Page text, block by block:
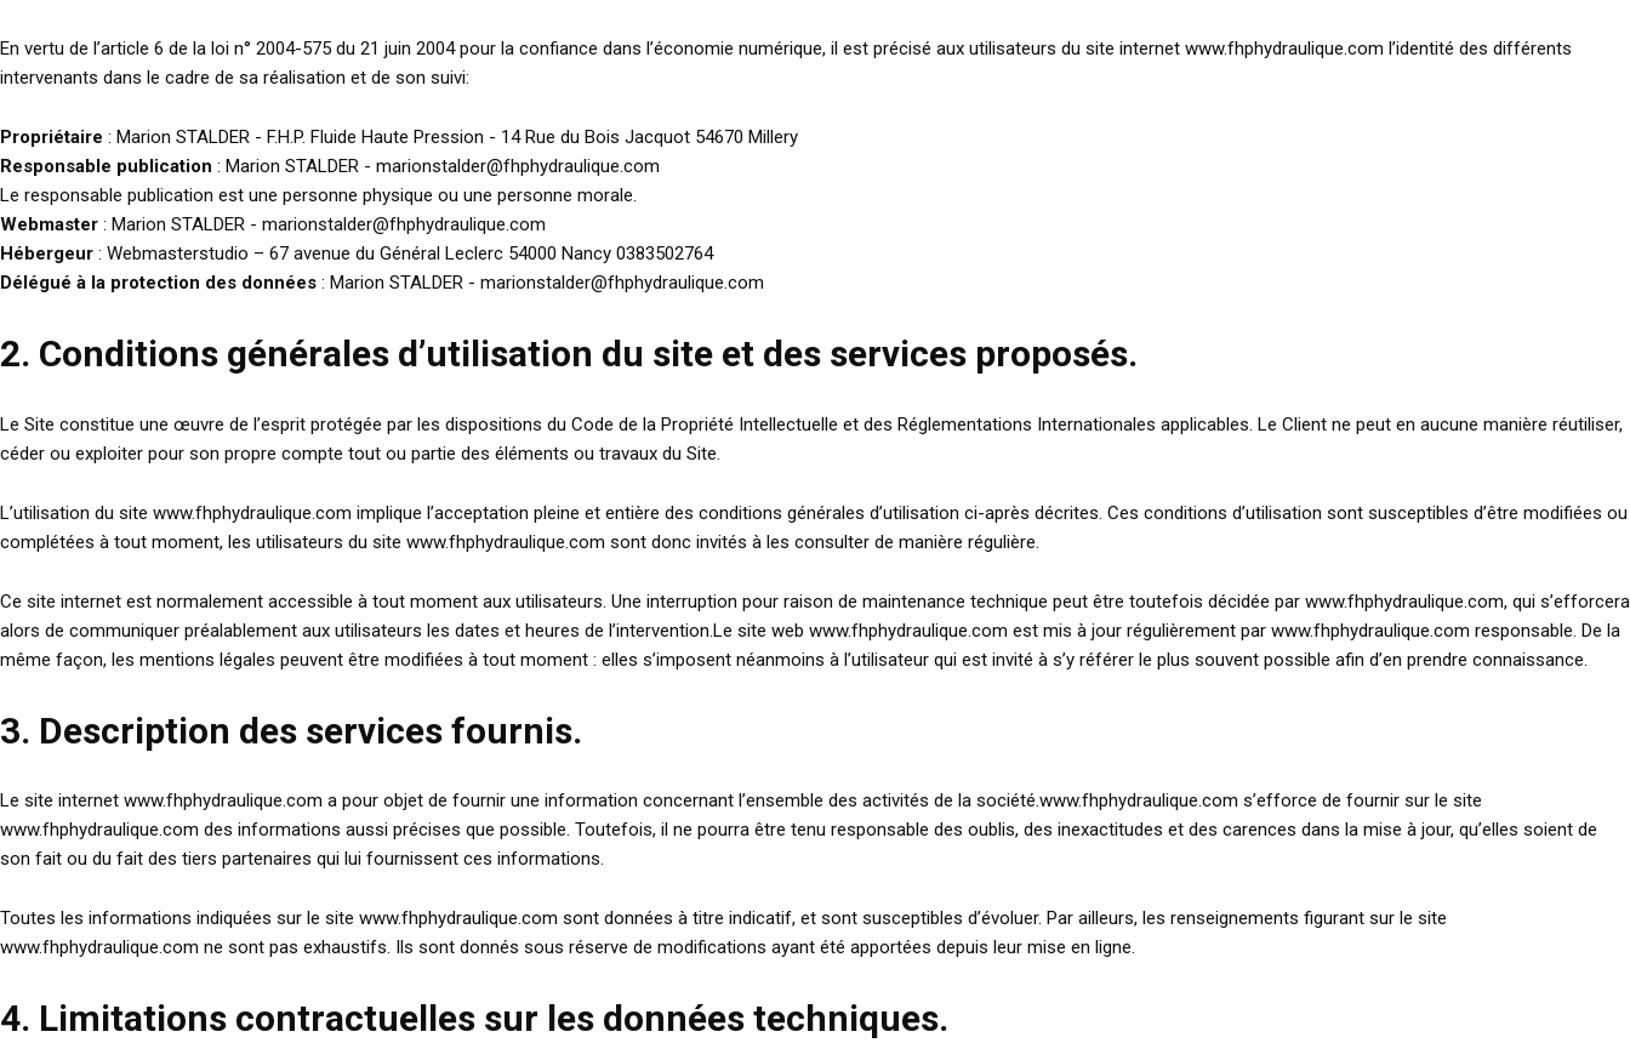
En vertu de l’article 6 de la loi n° 2004-575 du 21 juin 2004 pour la confiance dans l’économie numérique, il est précisé aux utilisateurs du site internet www.fhphydraulique.com l’identité des différents
intervenants dans le cadre de sa réalisation et de son suivi:
Propriétaire : Marion STALDER - F.H.P. Fluide Haute Pression - 14 Rue du Bois Jacquot 54670 Millery
Responsable publication : Marion STALDER - marionstalder@fhphydraulique.com
Le responsable publication est une personne physique ou une personne morale.
Webmaster : Marion STALDER - marionstalder@fhphydraulique.com
Hébergeur : Webmasterstudio – 67 avenue du Général Leclerc 54000 Nancy 0383502764
Délégué à la protection des données : Marion STALDER - marionstalder@fhphydraulique.com
2. Conditions générales d’utilisation du site et des services proposés.
Le Site constitue une œuvre de l’esprit protégée par les dispositions du Code de la Propriété Intellectuelle et des Réglementations Internationales applicables. Le Client ne peut en aucune manière réutiliser,
céder ou exploiter pour son propre compte tout ou partie des éléments ou travaux du Site.
L’utilisation du site www.fhphydraulique.com implique l’acceptation pleine et entière des conditions générales d’utilisation ci-après décrites. Ces conditions d’utilisation sont susceptibles d’être modifiées ou
complétées à tout moment, les utilisateurs du site www.fhphydraulique.com sont donc invités à les consulter de manière régulière.
Ce site internet est normalement accessible à tout moment aux utilisateurs. Une interruption pour raison de maintenance technique peut être toutefois décidée par www.fhphydraulique.com, qui s’efforcera
alors de communiquer préalablement aux utilisateurs les dates et heures de l’intervention.Le site web www.fhphydraulique.com est mis à jour régulièrement par www.fhphydraulique.com responsable. De la
même façon, les mentions légales peuvent être modifiées à tout moment : elles s’imposent néanmoins à l’utilisateur qui est invité à s’y référer le plus souvent possible afin d’en prendre connaissance.
3. Description des services fournis.
Le site internet www.fhphydraulique.com a pour objet de fournir une information concernant l’ensemble des activités de la société.www.fhphydraulique.com s’efforce de fournir sur le site
www.fhphydraulique.com des informations aussi précises que possible. Toutefois, il ne pourra être tenu responsable des oublis, des inexactitudes et des carences dans la mise à jour, qu’elles soient de
son fait ou du fait des tiers partenaires qui lui fournissent ces informations.
Toutes les informations indiquées sur le site www.fhphydraulique.com sont données à titre indicatif, et sont susceptibles d’évoluer. Par ailleurs, les renseignements figurant sur le site
www.fhphydraulique.com ne sont pas exhaustifs. Ils sont donnés sous réserve de modifications ayant été apportées depuis leur mise en ligne.
4. Limitations contractuelles sur les données techniques.